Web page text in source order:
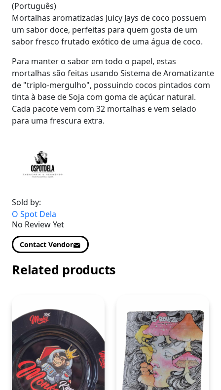
(Português)
Mortalhas aromatizadas Juicy Jays de coco possuem
um sabor doce, perfeitas para quem gosta de um
sabor fresco frutado exótico de uma água de coco.
Para manter o sabor em todo o papel, estas
mortalhas são feitas usando Sistema de Aromatizante
de "triplo-mergulho", possuindo cocos pintados com
tinta à base de Soja com goma de açúcar natural.
Cada pacote vem com 32 mortalhas e vem selado
para uma frescura extra.
Sold by:
O Spot Dela
No Review Yet
Contact Vendor
Related products